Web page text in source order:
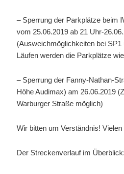
– Sperrung der Parkplätze beim
vom 25.06.2019 ab 21 Uhr-
(Ausweichmöglichkeiten bei
Läufen werden die Parkplätze
– Sperrung der Fanny-Nathan-
Höhe Audimax) am 26.06.2019
Warburger Straße möglich)
Wir bitten um Verständnis! Vielen
Der Streckenverlauf im Überblick: